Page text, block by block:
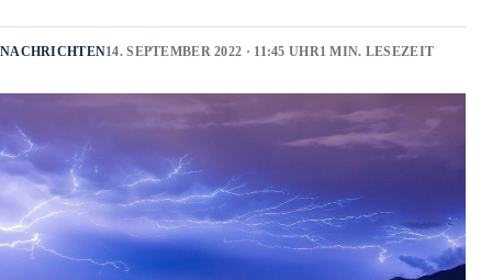
NACHRICHTEN14. SEPTEMBER 2022 · 11:45 UHR1 MIN. LESEZEIT